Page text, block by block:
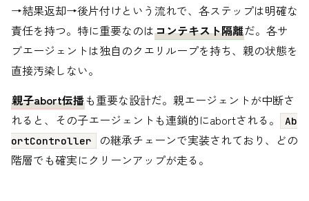
→結果返却→後片付けという流れで、各ステップは明確な
責任を持つ。特に重要なのはコンテキスト隔離だ。各サ
ブエージェントは独自のクエリループを持ち、親の状態を
直接汚染しない。
親子abort伝播も重要な設計だ。親エージェントが中断さ
れると、その子エージェントも連鎖的にabortされる。
Ab
ortController
の継承チェーンで実装されており、どの
階層でも確実にクリーンアップが走る。